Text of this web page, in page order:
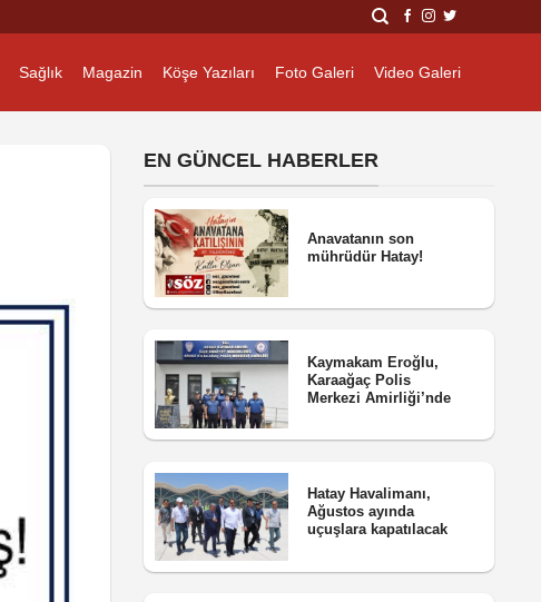
Sağlık Magazin Köşe Yazıları Foto Galeri Video Galeri
EN GÜNCEL HABERLER
Anavatanın son
mührüdür Hatay!
Kaymakam Eroğlu,
Karaağaç Polis
Merkezi Amirliği’nde
Hatay Havalimanı,
Ağustos ayında
uçuşlara kapatılacak